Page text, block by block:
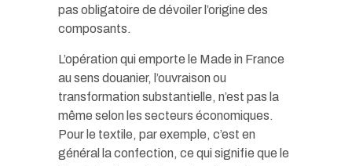
pas obligatoire de dévoiler l’origine des
composants.
L’opération qui emporte le Made in France
au sens douanier, l’ouvraison ou
transformation substantielle, n’est pas la
même selon les secteurs économiques.
Pour le textile, par exemple, c’est en
général la confection, ce qui signifie que le